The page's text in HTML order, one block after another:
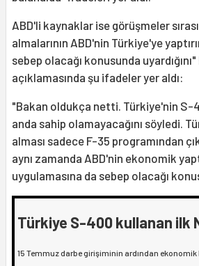
ABD'li kaynaklar ise görüşmeler
almalarının ABD'nin Türkiye'ye
sebep olacağı konusunda
açıklamasında şu ifadeler yer aldı:
"Bakan oldukça netti. Türkiye'nin S-
anda sahip olamayacağını söyledi.
alması sadece F-35 programından
aynı zamanda ABD'nin ekonomik
uygulamasına da sebep olacağı
Türkiye S-400 kullanan ilk
15 Temmuz darbe girişiminin ardından